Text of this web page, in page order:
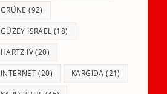
GRÜNE (92)
GÜZEY ISRAEL (18)
HARTZ IV(20)
INTERNET(20) KARGIDA (21)